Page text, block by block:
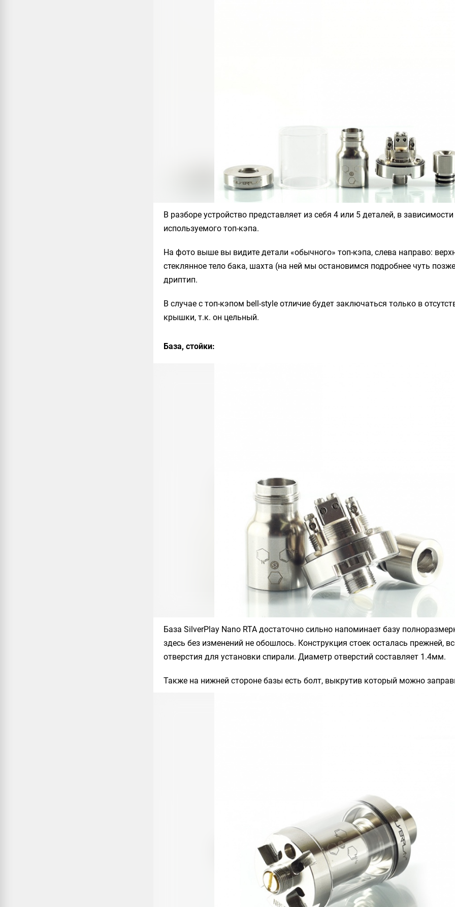
В разборе устройство представляет из себя 4 или 5 деталей, в зависимости
используемого топ-кэпа.
На фото выше вы видите детали «обычного» топ-кэпа, слева направо:
стеклянное тело бака, шахта (на ней мы остановимся подробнее чуть
дриптип.
В случае с топ-кэпом bell-style отличие будет заключаться только в
крышки, т.к. он цельный.
База, стойки:
База SilverPlay Nano RTA достаточно сильно напоминает базу
здесь без изменений не обошлось. Конструкция стоек осталась прежней,
отверстия для установки спирали. Диаметр отверстий составляет 1.4мм.
Также на нижней стороне базы есть болт, выкрутив который можно